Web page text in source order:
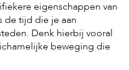
eigenschappen van
de tijd die je aan
Denk hierbij vooral
beweging die